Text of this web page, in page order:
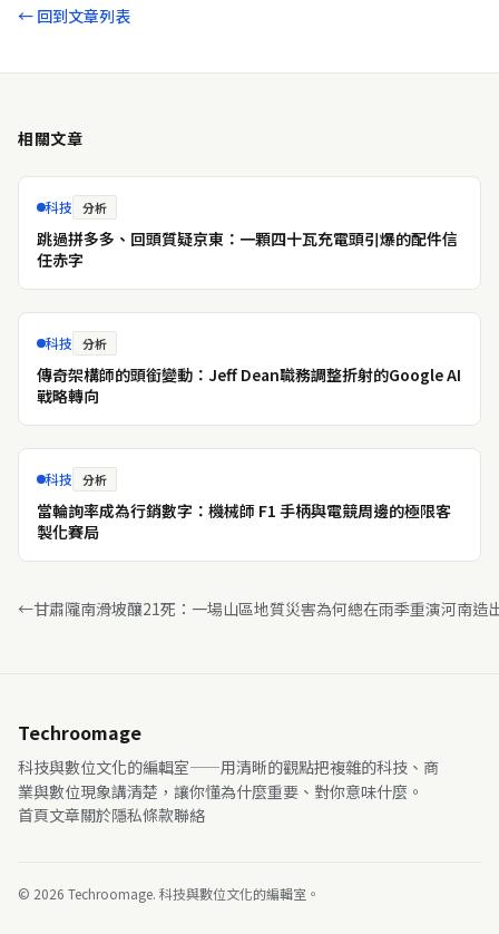
← 回到文章列表
相關文章
科技 分析
跳過拼多多、回頭質疑京東：一顆四十瓦充電頭引爆的配件信
任赤字
科技 分析
傳奇架構師的頭銜變動：Jeff Dean職務調整折射的Google AI
戰略轉向
科技 分析
當輪詢率成為行銷數字：機械師 F1 手柄與電競周邊的極限客
製化賽局
←甘肅隴南滑坡釀21死：一場山區地質災害為何總在雨季重演河南造
Techroomage
科技與數位文化的編輯室——用清晰的觀點把複雜的科技、商
業與數位現象講清楚，讓你懂為什麼重要、對你意味什麼。
首頁文章關於隱私條款聯絡
© 2026 Techroomage. 科技與數位文化的編輯室。